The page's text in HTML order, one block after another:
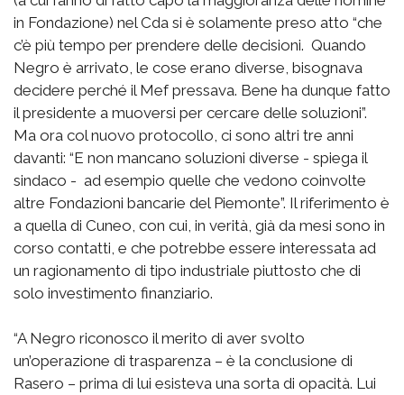
in Fondazione) nel Cda si è solamente preso atto “che
c’è più tempo per prendere delle decisioni. Quando
Negro è arrivato, le cose erano diverse, bisognava
decidere perché il Mef pressava. Bene ha dunque fatto
il presidente a muoversi per cercare delle soluzioni”.
Ma ora col nuovo protocollo, ci sono altri tre anni
davanti: “E non mancano soluzioni diverse - spiega il
sindaco - ad esempio quelle che vedono coinvolte
altre Fondazioni bancarie del Piemonte”. Il riferimento è
a quella di Cuneo, con cui, in verità, già da mesi sono in
corso contatti, e che potrebbe essere interessata ad
un ragionamento di tipo industriale piuttosto che di
solo investimento finanziario.
“A Negro riconosco il merito di aver svolto
un’operazione di trasparenza – è la conclusione di
Rasero – prima di lui esisteva una sorta di opacità. Lui